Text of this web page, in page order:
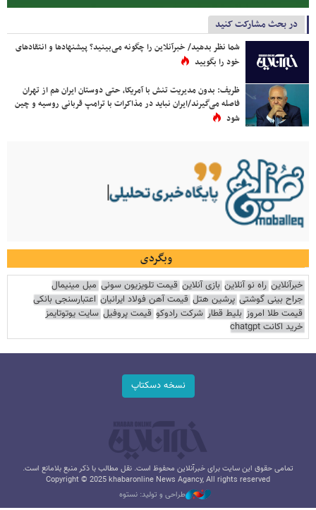
در بحث مشارکت کنید
شما نظر بدهید/ خبرآنلاین را چگونه می‌بینید؟ پیشنهادها و انتقادهای
خود را بگویید
ظریف: بدون مدیریت تنش با آمریکا، حتی دوستان ایران هم از تهران
فاصله می‌گیرند/ایران نباید در مذاکرات با ترامپ قربانی روسیه و چین
شود
وبگردی
خبرآنلاین راه نو آنلاین بازی آنلاین قیمت تلویزیون سونی مبل مینیمال
جراح بینی گوشتی پرشین هتل قیمت آهن فولاد ایرانیان اعتبارسنجی بانکی
قیمت طلا امروز بلیط قطار شرکت رادوکو قیمت پروفیل سایت یوتوتایمز
خرید اکانت chatgpt
نسخه دسکتاپ
تمامی حقوق این سایت برای خبرآنلاین محفوظ است. نقل مطالب با ذکر منبع بلامانع است.
Copyright © 2025 khabaronline News Agancy, All rights reserved
طراحی و تولید: نستوه